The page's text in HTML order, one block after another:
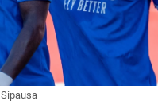
Sipausa